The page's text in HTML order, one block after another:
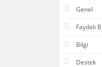
Genel
Faydalı
Bilgi
Destek